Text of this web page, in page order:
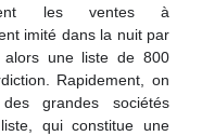
les ventes à
imité dans la nuit par
une liste de 800
Rapidement, on
grandes sociétés
qui constitue une